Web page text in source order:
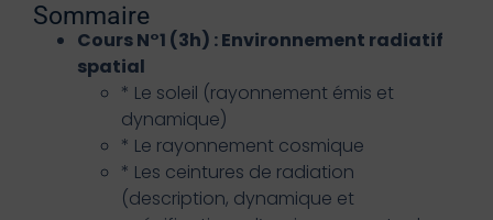
Sommaire
Cours N°1 (3h) : Environnement radiatif
spatial
* Le soleil (rayonnement émis et
dynamique)
* Le rayonnement cosmique
* Les ceintures de radiation
(description, dynamique et